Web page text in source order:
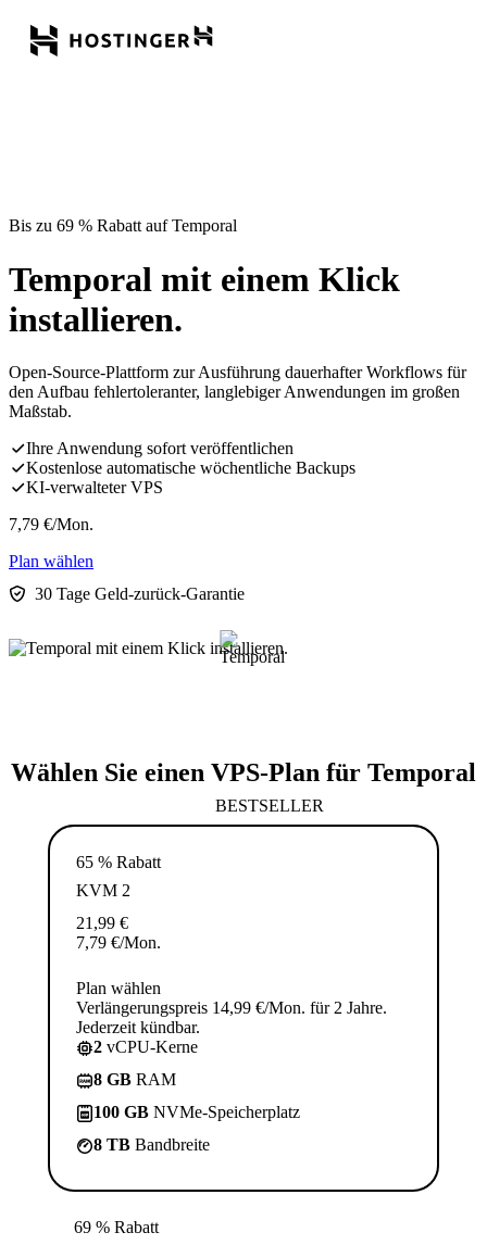
Bis zu 69 % Rabatt auf Temporal
Temporal mit einem Klick
installieren.
Open-Source-Plattform zur Ausführung dauerhafter Workflows für
den Aufbau fehlertoleranter, langlebiger Anwendungen im großen
Maßstab.
Ihre Anwendung sofort veröffentlichen
Kostenlose automatische wöchentliche Backups
KI-verwalteter VPS
7,79 €/Mon.
Plan wählen
30 Tage Geld-zurück-Garantie
Wählen Sie einen VPS-Plan für Temporal
BESTSELLER
65 % Rabatt
KVM 2
21,99 €
7,79 €/Mon.
Plan wählen
Verlängerungspreis 14,99 €/Mon. für 2 Jahre.
Jederzeit kündbar.
2 vCPU-Kerne
8 GB RAM
100 GB NVMe-Speicherplatz
8 TB Bandbreite
69 % Rabatt